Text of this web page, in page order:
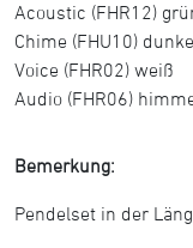
Acoustic (FHR12)
Chime (FHU10)
Voice (FHR02) weiß
Audio (FHR06)
Bemerkung:
Pendelset in der